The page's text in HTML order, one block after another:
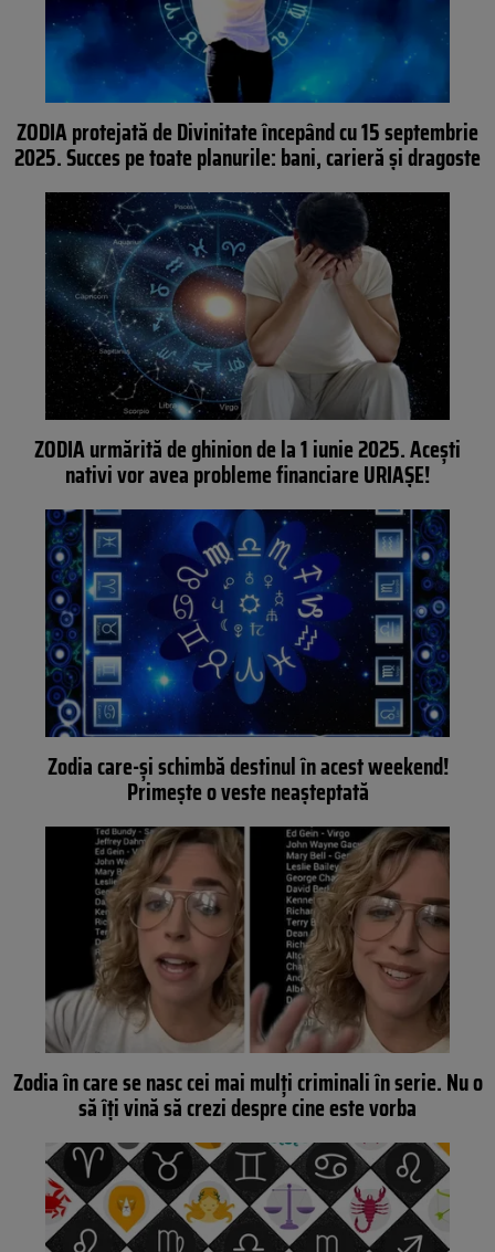
ZODIA protejată de Divinitate începând cu 15 septembrie
2025. Succes pe toate planurile: bani, carieră și dragoste
ZODIA urmărită de ghinion de la 1 iunie 2025. Acești
nativi vor avea probleme financiare URIAȘE!
Zodia care-și schimbă destinul în acest weekend!
Primește o veste neașteptată
Zodia în care se nasc cei mai mulți criminali în serie. Nu o
să îți vină să crezi despre cine este vorba